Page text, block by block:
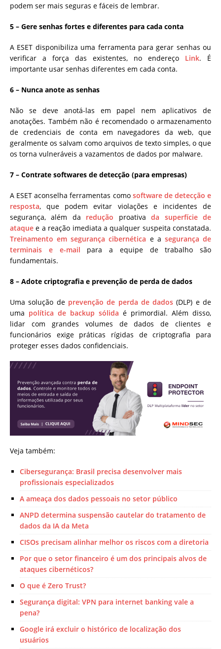
podem ser mais seguras e fáceis de lembrar.
5 – Gere senhas fortes e diferentes para cada conta
A ESET disponibiliza uma ferramenta para gerar senhas ou
verificar a força das existentes, no endereço Link. É
importante usar senhas diferentes em cada conta.
6 – Nunca anote as senhas
Não se deve anotá-las em papel nem aplicativos de
anotações. Também não é recomendado o armazenamento
de credenciais de conta em navegadores da web, que
geralmente os salvam como arquivos de texto simples, o que
os torna vulneráveis ​​a vazamentos de dados por malware.
7 – Contrate softwares de detecção (para empresas)
A ESET aconselha ferramentas como software de detecção e
resposta, que podem evitar violações e incidentes de
segurança, além da redução proativada superfície de
ataque e a reação imediata a qualquer suspeita constatada.
Treinamento em segurança cibernética e a segurança de
terminais e e-mail para a equipe de trabalho são
fundamentais.
8 – Adote criptografia e prevenção de perda de dados
Uma solução de prevenção de perda de dados (DLP) e de
uma política de backup sólida é primordial. Além disso,
lidar com grandes volumes de dados de clientes e
funcionários exige práticas rígidas de criptografia para
proteger esses dados confidenciais.
Veja também:
Cibersegurança: Brasil precisa desenvolver mais
profissionais especializados
A ameaça dos dados pessoais no setor público
ANPD determina suspensão cautelar do tratamento de
dados da IA da Meta
CISOs precisam alinhar melhor os riscos com a diretoria
Por que o setor financeiro é um dos principais alvos de
ataques cibernéticos?
O que é Zero Trust?
Segurança digital: VPN para internet banking vale a
pena?
Google irá excluir o histórico de localização dos
usuários